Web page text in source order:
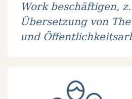
Work beschäftigen,
Übersetzung von
und